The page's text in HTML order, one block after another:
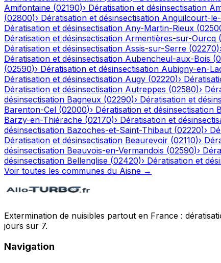
Amifontaine (02190)› Dératisation et désinsectisation
(02800)› Dératisation et désinsectisation Anguilcourt-
Dératisation et désinsectisation Any-Martin-Rieux (
Dératisation et désinsectisation Armentières-sur-Ourcq (
Dératisation et désinsectisation Assis-sur-Serre (02270)
Dératisation et désinsectisation Aubencheul-aux-Bois (
(02590)› Dératisation et désinsectisation Aubigny-en-
Dératisation et désinsectisation Augy (02220)›
Dératisation et désinsectisation Autreppes (02580)›
désinsectisation Bagneux (02290)› Dératisation et
Barenton-Cel (02000)› Dératisation et désinsectisation
Barzy-en-Thiérache (02170)› Dératisation et
désinsectisation Bazoches-et-Saint-Thibaut (02220)›
Dératisation et désinsectisation Beaurevoir (02110)›
désinsectisation Beauvois-en-Vermandois (02590)›
désinsectisation Bellenglise (02420)› Dératisation et
Voir toutes les communes du Aisne →
Extermination de nuisibles partout en France :
jours sur 7.
Navigation